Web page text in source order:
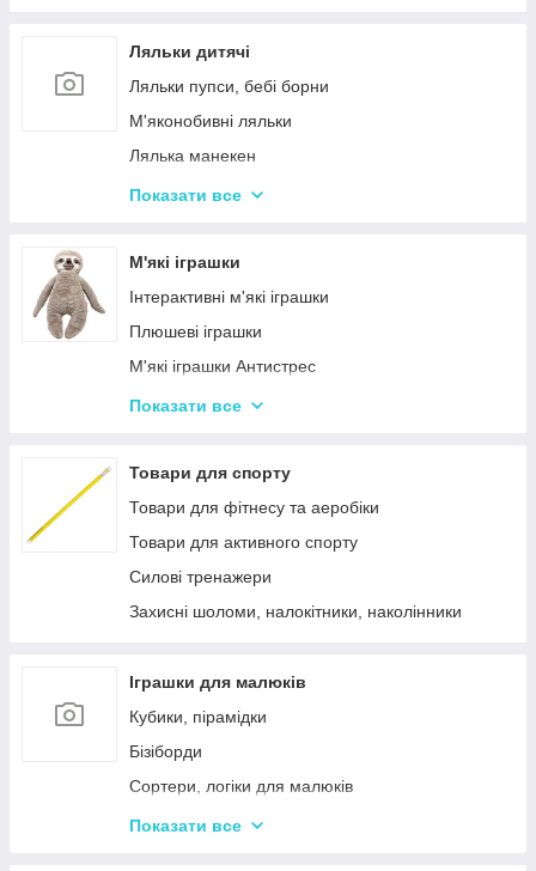
Дитячі ігрові набори для прибирання
Дитячі рольові набори лікаря
Дитячий ігровий набір кухня
Дитячий ігровий магазин, касса
Іграшковий салон краси, трюмо
Ляльки дитячі
Ляльки пупси, бебі борни
М'яконобивні ляльки
Лялька манекен
Барбі та схожі ляльки
Лялькові будиночки
Візочки для ляльок
Ліжечка для ляльок
Одяг та аксесуари для Ляльок
Показати все
М'які іграшки
Інтерактивні м'які іграшки
Плюшеві іграшки
М'які іграшки Антистрес
Іграшки для лялькового театру
Показати все
Товари для спорту
Товари для фітнесу та аеробіки
Товари для активного спорту
Силові тренажери
Захисні шоломи, налокітники, наколінники
Іграшки для малюків
Кубики, пірамідки
Бізіборди
Сортери, логіки для малюків
Іграшки з музичними ефектами
Показати все